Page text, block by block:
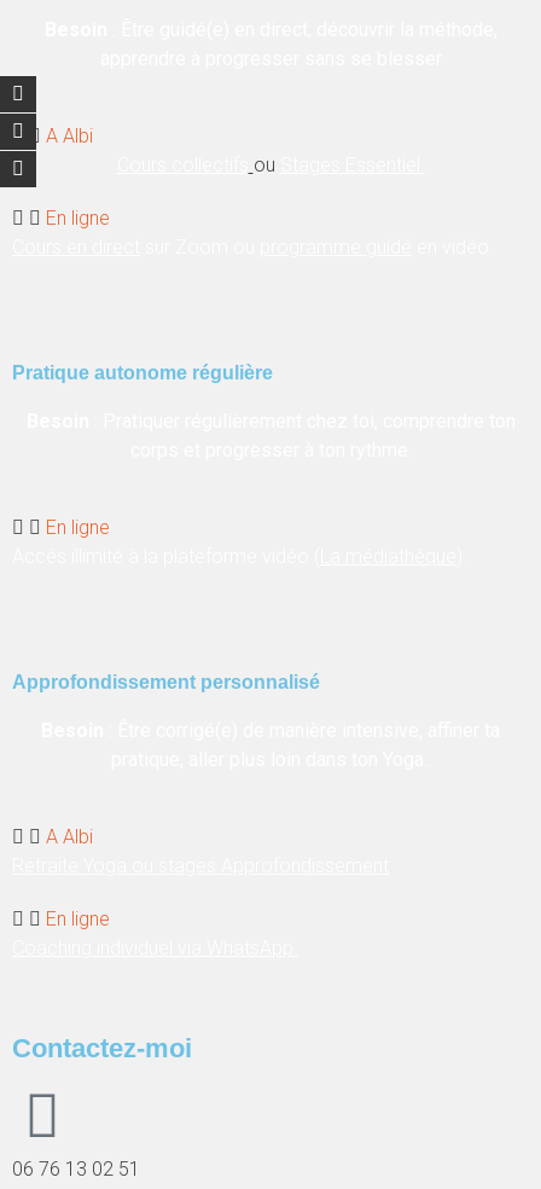
A Albi
ou
En ligne
Pratique autonome régulière
En ligne
Approfondissement personnalisé
A Albi
En ligne
Contactez-moi
06 76 13 02 51